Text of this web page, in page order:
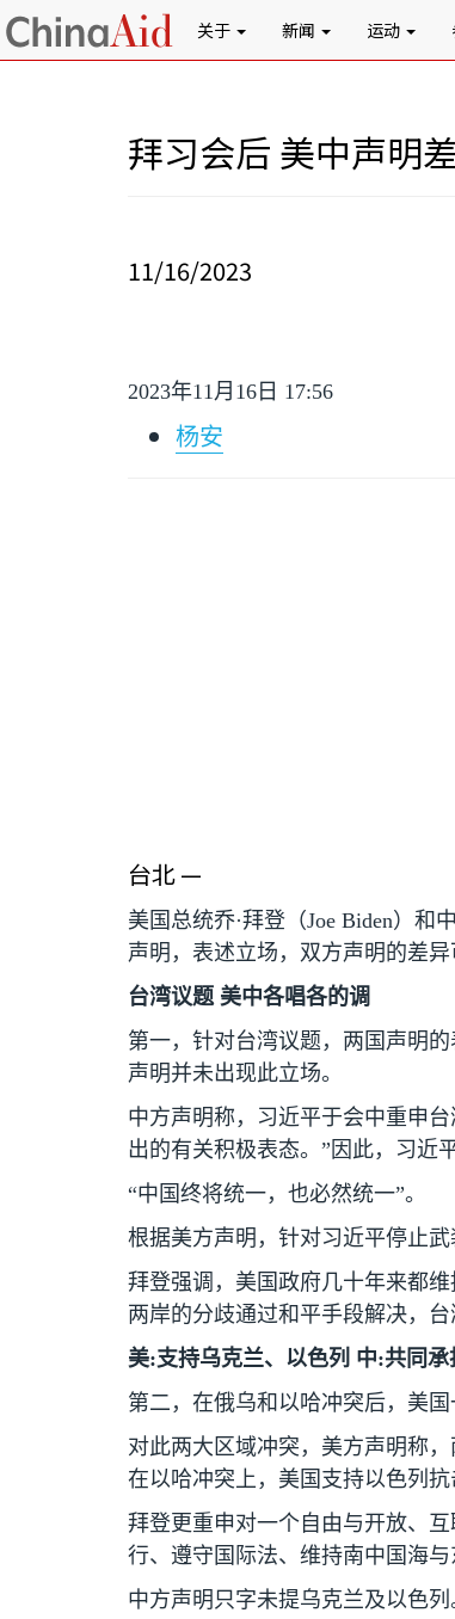
关于 新闻 运动
拜习会后 美中声明
11/16/2023
2023年11月 16 日 17:56
杨安
台北 —
美国总统乔·拜登（Joe Biden）和
声明，表述立场，双方声明的差异
台湾议题 美中各唱各的调
第一，针对台湾议题，两国声明
声明并未出现此立场。
中方声明称，习近平于会中重申
出的有关积极表态。”因此，习近
“中国终将统一，也必然统一”。
根据美方声明，针对习近平停止
拜登强调，美国政府几十年来都
两岸的分歧通过和平手段解决，
美:支持乌克兰、以色列 中:共同承
第二，在俄乌和以哈冲突后，美
对此两大区域冲突，美方声明称
在以哈冲突上，美国支持以色列抗
拜登更重申对一个自由与开放、
行、遵守国际法、维持南中国海
中方声明只字未提乌克兰及以色